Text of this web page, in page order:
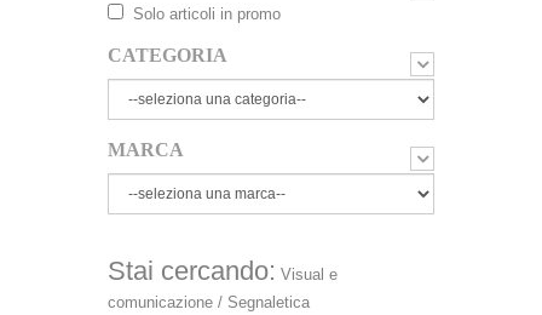
Solo articoli in promo
CATEGORIA
MARCA
Stai cercando: Visual e
comunicazione / Segnaletica